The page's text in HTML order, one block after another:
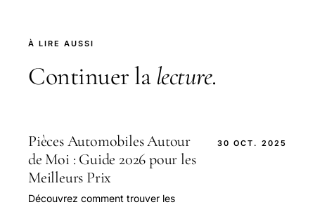
À LIRE AUSSI
Continuer la lecture.
Pièces Automobiles Autour
de Moi : Guide 2026 pour les
Meilleurs Prix
Découvrez comment trouver les
30 OCT. 2025